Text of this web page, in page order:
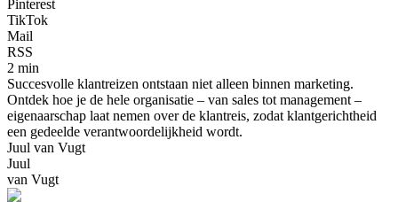
Pinterest
TikTok
Mail
RSS
2 min
Succesvolle klantreizen ontstaan niet alleen binnen marketing.
Ontdek hoe je de hele organisatie – van sales tot management –
eigenaarschap laat nemen over de klantreis, zodat klantgerichtheid
een gedeelde verantwoordelijkheid wordt.
Juul van Vugt
Juul
van Vugt